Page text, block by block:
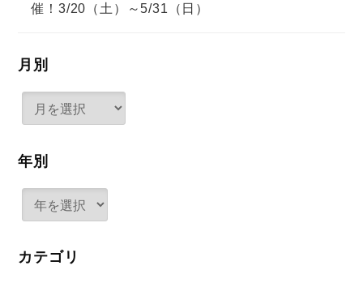
催！3/20（土）～5/31（日）
月別
年別
カテゴリ